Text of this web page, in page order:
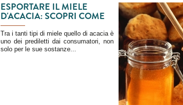
ESPORTARE IL MIELE
D'ACACIA: SCOPRI COME
Tra i tanti tipi di miele quello di acacia è
uno dei prediletti dai consumatori, non
solo per le sue sostanze...